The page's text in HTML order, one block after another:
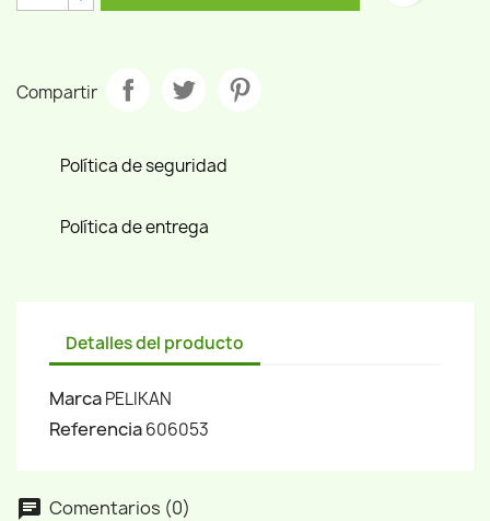
Compartir
Política de seguridad
Política de entrega
Detalles del producto
MarcaPELIKAN
Referencia606053
Comentarios (0)